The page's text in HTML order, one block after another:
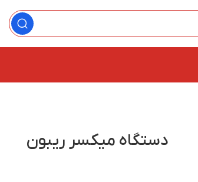
دستگاه میکسر ریبون